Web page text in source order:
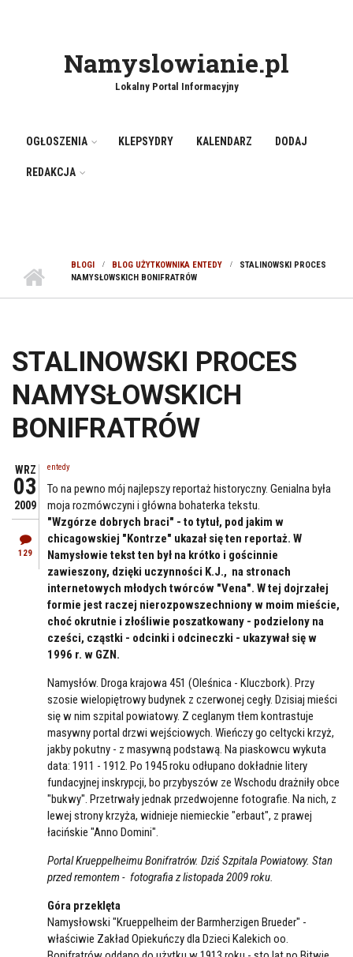
Namyslowianie.pl
Lokalny Portal Informacyjny
OGŁOSZENIA KLEPSYDRY KALENDARZ DODAJ
REDAKCJA
BLOGI BLOG UŻYTKOWNIKA ENTEDY
STALINOWSKI PROCES
NAMYSŁOWSKICH BONIFRATRÓW
STALINOWSKI PROCES
NAMYSŁOWSKICH
BONIFRATRÓW
WRZ
03
2009
129
entedy
To na pewno mój najlepszy reportaż historyczny. Genialna była
moja rozmówczyni i główna bohaterka tekstu.
"Wzgórze dobrych braci" - to tytuł, pod jakim w
chicagowskiej "Kontrze" ukazał się ten reportaż. W
Namysłowie tekst ten był na krótko i gościnnie
zawieszony, dzięki uczynności K.J., na stronach
internetowych młodych twórców "Vena". W tej dojrzałej
formie jest raczej nierozpowszechniony w moim mieście,
choć okrutnie i złośliwie poszatkowany - podzielony na
cześci, cząstki - odcinki i odcineczki - ukazywał się w
1996 r. w GZN.
Namysłów. Droga krajowa 451 (Oleśnica - Kluczbork). Przy
szosie wielopiętrowy budynek z czerwonej cegły. Dzisiaj mieści
się w nim szpital powiatowy. Z ceglanym tłem kontrastuje
masywny portal drzwi wejściowych. Wieńczy go celtycki krzyż,
jakby pokutny - z masywną podstawą. Na piaskowcu wykuta
data: 1911 - 1912. Po 1945 roku odłupano dokładnie litery
fundacyjnej inskrypcji, bo przybyszów ze Wschodu drażniły obce
"bukwy". Przetrwały jednak przedwojenne fotografie. Na nich, z
lewej strony krzyża, widnieje niemieckie "erbaut", z prawej
łacińskie "Anno Domini".
Portal Krueppelheimu Bonifratrów. Dziś Szpitala Powiatowy. Stan
przed remontem - fotografia z listopada 2009 roku.
Góra przeklęta
Namysłowski "Krueppelheim der Barmherzigen Brueder" -
właściwie Zakład Opiekuńczy dla Dzieci Kalekich oo.